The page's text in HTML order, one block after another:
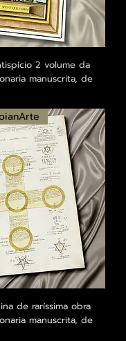
2 volume da
manuscrita, de
de raríssima obra
manuscrita, de